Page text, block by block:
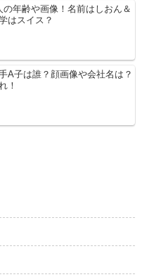
年齢や画像！名前はしおん＆
はスイス？
A子は誰？顔画像や会社名は？
！